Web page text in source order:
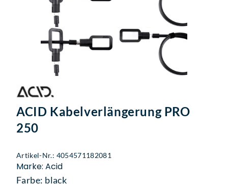
ACID Kabelverlängerung PRO
250
Artikel-Nr.: 4054571182081
Marke: Acid
Farbe: black